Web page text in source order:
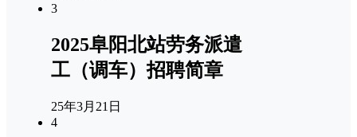
3
2025阜阳北站劳务派遣
工（调车）招聘简章
25年3月21日
4